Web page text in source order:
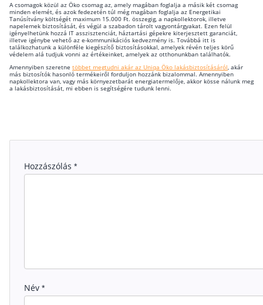
A csomagok közül az Öko csomag az, amely magában foglalja a másik két csomag
minden elemét, és azok fedezetén túl még magában foglalja az Energetikai
Tanúsítvány költségét maximum 15.000 Ft. összegig, a napkollektorok, illetve
napelemek biztosítását, és végül a szabadon tárolt vagyontárgyakat. Ezen felül
igényelhetünk hozzá IT asszisztenciát, háztartási gépekre kiterjesztett garanciát,
illetve igénybe vehető az e-kommunikációs kedvezmény is. Továbbá itt is
találkozhatunk a különféle kiegészítő biztosításokkal, amelyek révén teljes körű
védelem alá tudjuk vonni az értékeinket, amelyek az otthonunkban találhatók.
Amennyiben szeretne többet megtudni akár az Uniqa Öko lakásbiztosításáról, akár
más biztosítók hasonló termékeiről forduljon hozzánk bizalommal. Amennyiben
napkollektora van, vagy más környezetbarát energiatermelője, akkor kösse nálunk meg
a lakásbiztosítását, mi ebben is segítségére tudunk lenni.
Hozzászólás *
Név *